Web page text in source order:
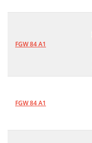
FGW 84 A1
FGW 84 A1